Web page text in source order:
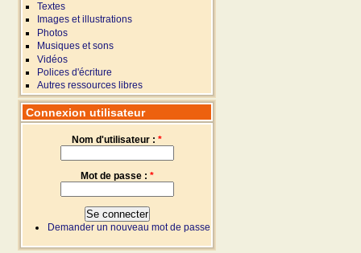
Textes
Images et illustrations
Photos
Musiques et sons
Vidéos
Polices d'écriture
Autres ressources libres
Connexion utilisateur
Nom d'utilisateur : *
Mot de passe : *
Demander un nouveau mot de passe